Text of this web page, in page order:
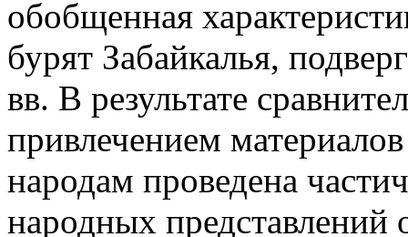
обобщенная
бурят Забайкалья,
вв. В результате
привлечением
народам проведена
народных представлений